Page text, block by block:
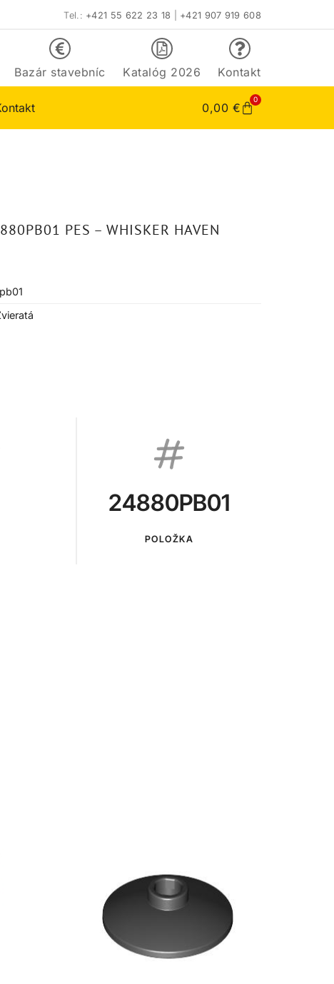
Tel.: +421 55 622 23 18 +421 907 919 608
Bazár stavebníc Katalóg 2026 Kontakt
0,00 €
0
PES – WHISKER HAVEN
24880PB01
POLOŽKA